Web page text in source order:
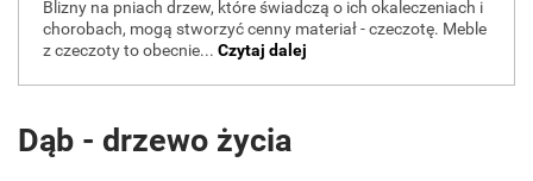
Dąb - drzewo życia